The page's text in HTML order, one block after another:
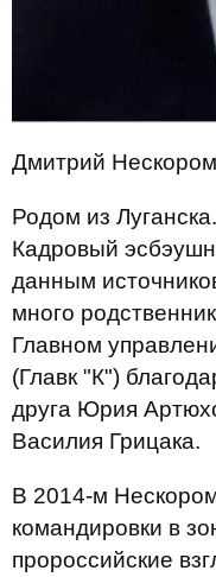
Дмитрий
Родом из
Кадровый
данным
много
Главном
(Главк "К")
друга Юрия
Василия Грицака.
В 2014-м
командировки в
пророссийские